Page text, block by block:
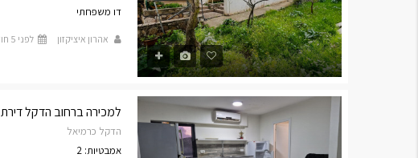
דו משפחתי
אהרון איציקזון לפני 5 חודשים
למכירה ברחוב הדקל דירת 4 חדרים – מעולה להשקעה!
הדקל כרמיאל
אמבטיות: 2